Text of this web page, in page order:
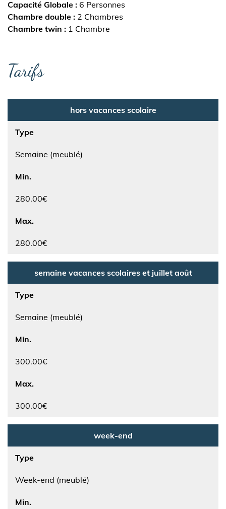
Capacité Globale 6 Personnes
Chambre double
2 Chambres
Chambre twin
1 Chambre
Tarifs
hors vacances scolaire
Type
Semaine (meublé)
Min.
280.00€
Max.
280.00€
semaine vacances scolaires et juillet août
Type
Semaine (meublé)
Min.
300.00€
Max.
300.00€
week-end
Type
Week-end (meublé)
Min.